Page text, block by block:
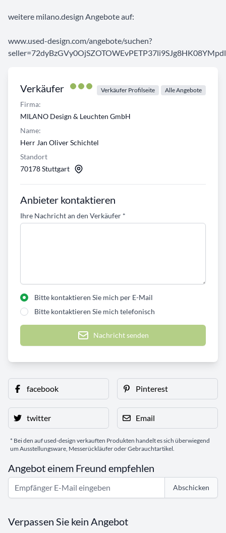
Verkäufer Verkäufer Profilseite Alle Angebote
Firma:
MILANO Design & Leuchten GmbH
Name:
Herr Jan Oliver Schichtel
Standort
70178 Stuttgart
Anbieter kontaktieren
Ihre Nachricht an den Verkäufer *
Bitte kontaktieren Sie mich per E-Mail
Bitte kontaktieren Sie mich telefonisch
Nachricht senden
weitere milano.design Angebote auf:
www.used-design.com/angebote/suchen?
facebook Pinterest
twitter Email
* Bei den auf used-design verkauften Produkten handelt es sich überwiegend
um Ausstellungsware, Messerückläufer oder Gebrauchtartikel.
Angebot einem Freund empfehlen
Abschicken
Verpassen Sie kein Angebot